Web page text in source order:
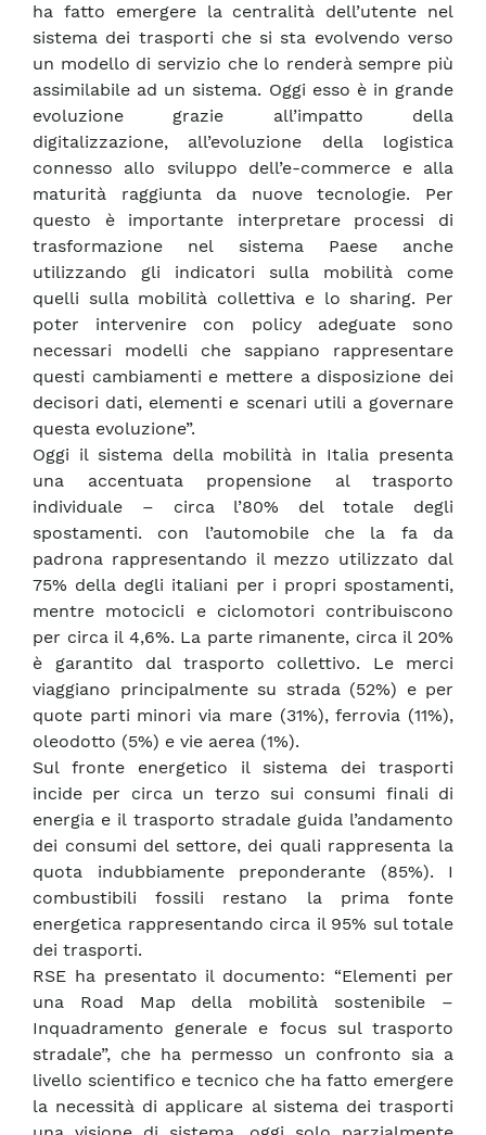
ha fatto emergere la centralità dell’utente nel
sistema dei trasporti che si sta evolvendo verso
un modello di servizio che lo renderà sempre più
assimilabile ad un sistema. Oggi esso è in grande
evoluzione grazie all’impatto della
digitalizzazione, all’evoluzione della logistica
connesso allo sviluppo dell’e-commerce e alla
maturità raggiunta da nuove tecnologie. Per
questo è importante interpretare processi di
trasformazione nel sistema Paese anche
utilizzando gli indicatori sulla mobilità come
quelli sulla mobilità collettiva e lo sharing. Per
poter intervenire con policy adeguate sono
necessari modelli che sappiano rappresentare
questi cambiamenti e mettere a disposizione dei
decisori dati, elementi e scenari utili a governare
questa evoluzione”.
Oggi il sistema della mobilità in Italia presenta
una accentuata propensione al trasporto
individuale – circa l’80% del totale degli
spostamenti. con l’automobile che la fa da
padrona rappresentando il mezzo utilizzato dal
75% della degli italiani per i propri spostamenti,
mentre motocicli e ciclomotori contribuiscono
per circa il 4,6%. La parte rimanente, circa il 20%
è garantito dal trasporto collettivo. Le merci
viaggiano principalmente su strada (52%) e per
quote parti minori via mare (31%), ferrovia (11%),
oleodotto (5%) e vie aerea (1%).
Sul fronte energetico il sistema dei trasporti
incide per circa un terzo sui consumi finali di
energia e il trasporto stradale guida l’andamento
dei consumi del settore, dei quali rappresenta la
quota indubbiamente preponderante (85%). I
combustibili fossili restano la prima fonte
energetica rappresentando circa il 95% sul totale
dei trasporti.
RSE ha presentato il documento: “Elementi per
una Road Map della mobilità sostenibile –
Inquadramento generale e focus sul trasporto
stradale”, che ha permesso un confronto sia a
livello scientifico e tecnico che ha fatto emergere
la necessità di applicare al sistema dei trasporti